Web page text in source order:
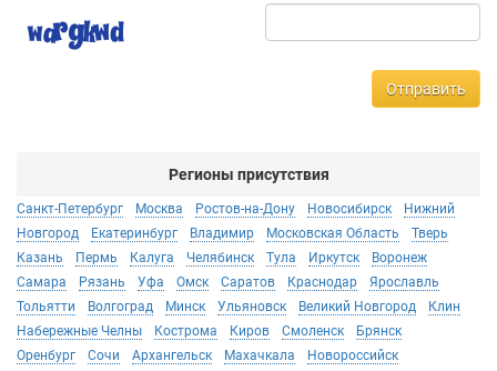
Отправить
Регионы присутствия
Санкт-Петербург Москва Ростов-на-Дону Новосибирск
Нижний
Новгород
Екатеринбург Владимир Московская Область
Тверь
Казань
Пермь Калуга Челябинск Тула Иркутск
Воронеж
Самара
Рязань Уфа Омск Саратов Краснодар
Ярославль
Тольятти
Волгоград Минск Ульяновск Великий Новгород
Клин
Набережные Челны
Кострома Киров Смоленск
Брянск
Оренбург
Сочи Архангельск Махачкала
Новороссийск